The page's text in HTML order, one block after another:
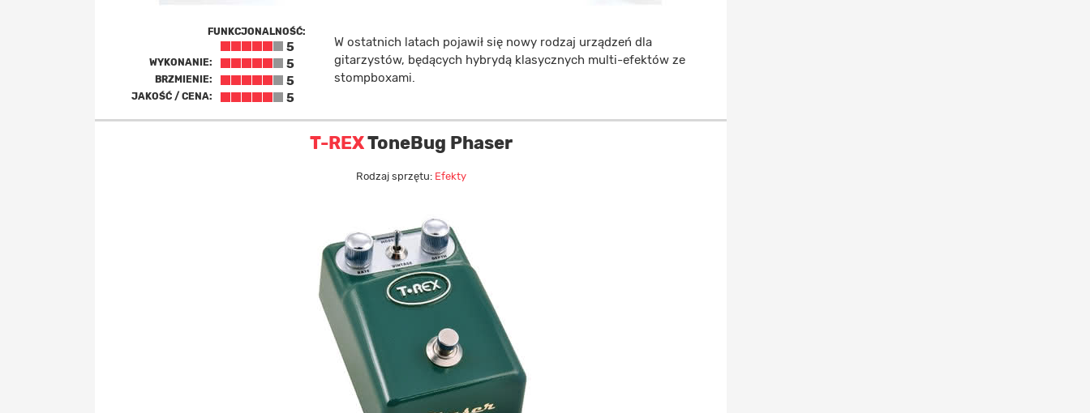
FUNKCJONALNOŚĆ:
5
WYKONANIE: 5
BRZMIENIE: 5
JAKOŚĆ / CENA: 5
W ostatnich latach pojawił się nowy rodzaj urządzeń dla
gitarzystów, będących hybrydą klasycznych multi-efektów ze
stompboxami.
T-REXToneBug Phaser
Rodzaj sprzętu: Efekty